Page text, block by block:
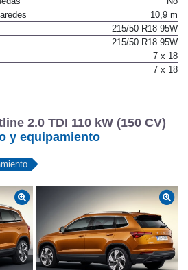
No
10,9 m
215/50 R18 95W
215/50 R18 95W
7 x 18
2.0 TDI 110 kW (150 CV)
y equipamiento